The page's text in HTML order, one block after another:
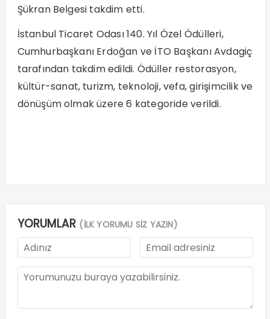
Şükran Belgesi takdim etti.
İstanbul Ticaret Odası 140. Yıl Özel Ödülleri,
Cumhurbaşkanı Erdoğan ve İTO Başkanı Avdagiç
tarafından takdim edildi. Ödüller restorasyon,
kültür-sanat, turizm, teknoloji, vefa, girişimcilik ve
dönüşüm olmak üzere 6 kategoride verildi.
YORUMLAR (İLK YORUMU SİZ YAZIN)